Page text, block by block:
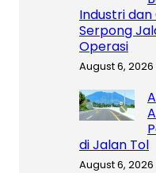
Industri
Serpong
Operasi
August 6, 2026
di Jalan Tol
August 6, 2026